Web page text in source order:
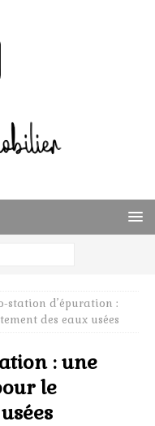
station d’épuration :
des eaux usées
: une
le